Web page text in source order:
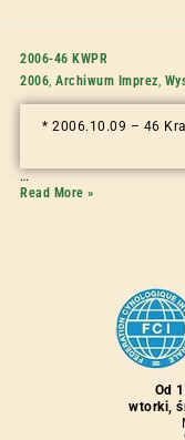
2006-46 KWPR
2006 ,Archiwum Imprez
* 2006.10.09 – 46
…
Read More »
Od
wtorki,